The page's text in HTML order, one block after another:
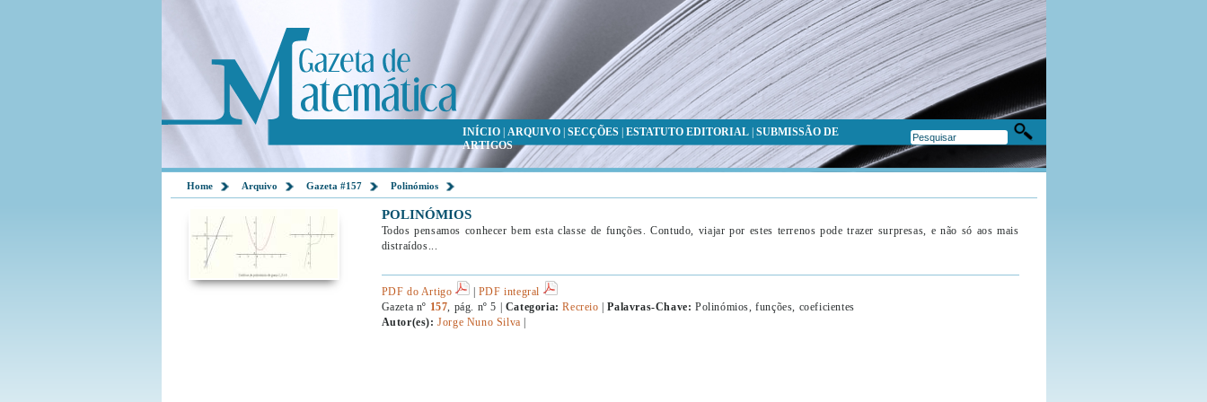
INÍCIO| ARQUIVO| SECÇÕES| ESTATUTO EDITORIAL| SUBMISSÃO DE
ARTIGOS
Home Arquivo Gazeta #157 Polinómios
POLINÓMIOS
Todos pensamos conhecer bem esta classe de funções. Contudo, viajar por estes terrenos pode trazer surpresas, e não só aos mais
distraídos...
PDF do Artigo | PDF integral
Gazeta nº 157, pág. nº 5 | Categoria: Recreio |Palavras-Chave: Polinómios, funções, coeficientes
Autor(es): Jorge Nuno Silva